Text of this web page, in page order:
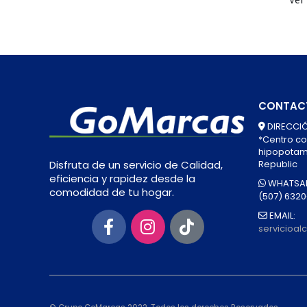
Disfruta de un servicio de Calidad,
eficiencia y rapidez desde la
comodidad de tu hogar.
*Centro
Republic
(507)
EMAIL: